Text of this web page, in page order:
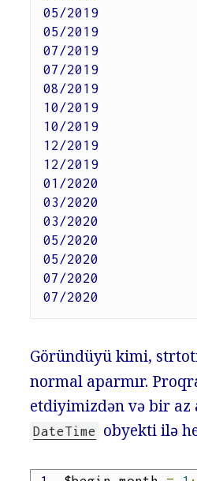
05/2019
05/2019
07/2019
07/2019
08/2019
10/2019
10/2019
12/2019
12/2019
01/2020
03/2020
03/2020
05/2020
05/2020
07/2020
07/2020
Göründüyü kimi,
normal aparmır.
etdiyimizdən və bir
DateTime obyekti ilə